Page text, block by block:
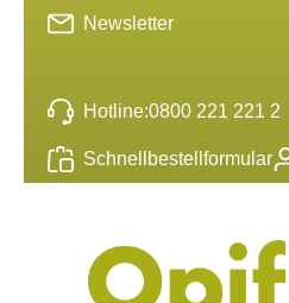
springen
Hotline:0800 221 221 2
Schnellbestellformular
Newsletter